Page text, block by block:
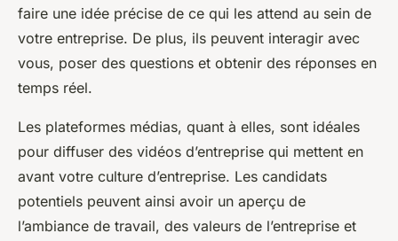
faire une idée précise de ce qui les attend au sein de
votre entreprise. De plus, ils peuvent interagir avec
vous, poser des questions et obtenir des réponses en
temps réel.
Les plateformes médias, quant à elles, sont idéales
pour diffuser des vidéos d’entreprise qui mettent en
avant votre culture d’entreprise. Les candidats
potentiels peuvent ainsi avoir un aperçu de
l’ambiance de travail, des valeurs de l’entreprise et